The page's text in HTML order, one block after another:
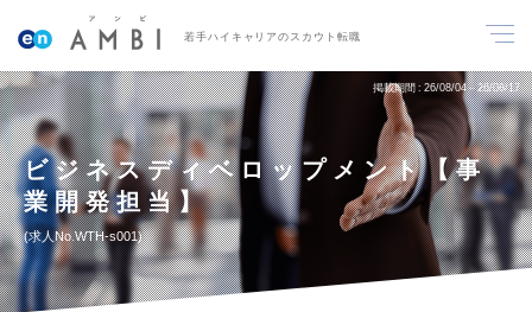
若手ハイキャリアのスカウト転職
掲載期間 26/08/04～26/08/17
ビジネスディベロップメント【事
業開発担当】
求人No.WTH-s001